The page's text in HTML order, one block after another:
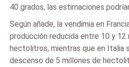
40 grados, las estimaciones
Según añade, la vendimia en
producción reducida entre 10 y 12
hectolitros, mientras que en Italia
descenso de 5 millones de